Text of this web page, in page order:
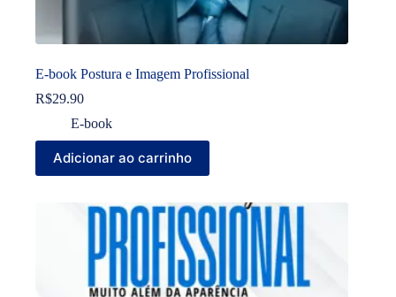
E-book Postura e Imagem Profissional
R$29.90
E-book
Adicionar ao carrinho